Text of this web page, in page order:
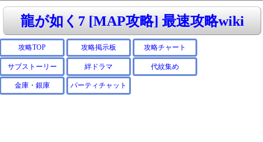
龍が如く7 [MAP攻略] 最速攻略wiki
攻略TOP 攻略掲示板 攻略チャート
サブストーリー 絆ドラマ 代紋集め
金庫・銀庫 パーティチャット